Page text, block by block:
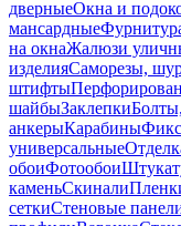
дверныеОкна и
мансардные
на окнаЖалюзи
изделияСаморезы,
штифты
шайбыЗаклепки
анкерыКарабины
универсальные
обоиФотообои
каменьСкинали
сеткиСтеновые